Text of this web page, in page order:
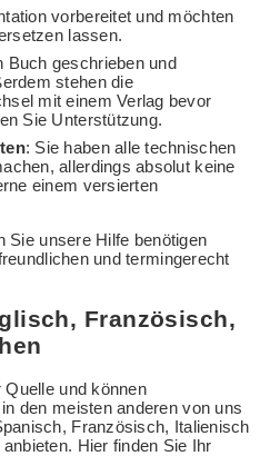
vorbereitet und möchten
lassen.
Buch geschrieben und
stehen die
mit einem Verlag bevor
Sie Unterstützung.
: Sie haben alle technischen
allerdings absolut keine
einem versierten
Sie unsere Hilfe benötigen
und termingerecht
Französisch,
und können
den meisten anderen von uns
Französisch, Italienisch
Hier finden Sie Ihr